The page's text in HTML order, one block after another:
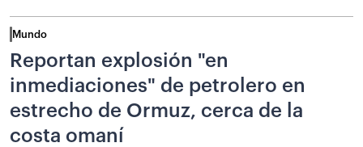
Mundo
Reportan explosión "en
inmediaciones" de petrolero en
estrecho de Ormuz, cerca de la
costa omaní